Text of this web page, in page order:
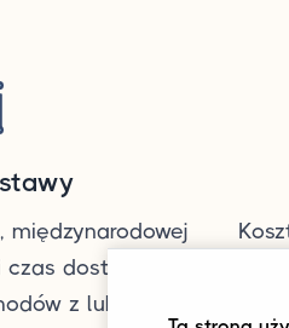
międzynarodowej
dostawy dla
z lub do